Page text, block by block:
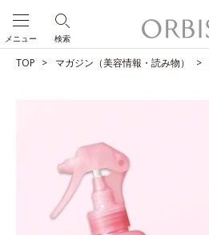
検索
メニュー
TOP マガジン（美容情報・読み物）